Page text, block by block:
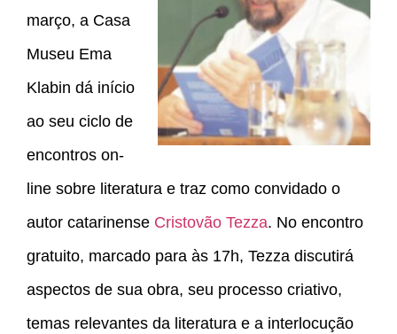
março, a Casa
Museu Ema
Klabin dá início
ao seu ciclo de
encontros on-
line sobre literatura e traz como convidado o
autor catarinense Cristovão Tezza. No encontro
gratuito, marcado para às 17h, Tezza discutirá
aspectos de sua obra, seu processo criativo,
temas relevantes da literatura e a interlocução